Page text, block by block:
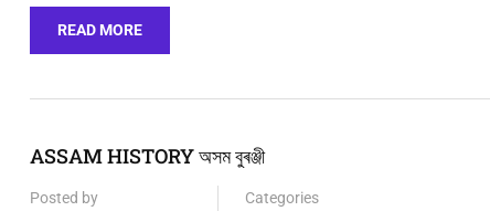
READ MORE
ASSAM HISTORY অসম বুৰঞ্জী
Posted by Categories